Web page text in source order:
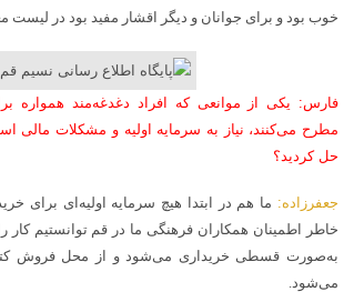
خوب بود و برای جوانان و دیگر اقشار مفید بود در لیست
فارس: یکی از موانعی که افراد دغدغه‌مند همواره
مطرح می‌کنند، نیاز به سرمایه اولیه و مشکلات مالی
حل کردید؟
جعفرزاده: ما هم در ابتدا هیچ سرمایه اولیه‌ای برای
خاطر اطمینان همکاران فرهنگی ما در قم توانستیم کار
به‌صورت قسطی خریداری می‌شود و از محل فروش
می‌شود.